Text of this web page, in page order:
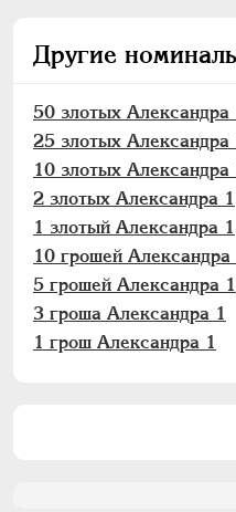
Другие
50 злотых Александра
25 злотых Александра
10 злотых Александра
2 злотых Александра 1
1 злотый Александра 1
10 грошей Александра
5 грошей Александра 1
3 гроша Александра 1
1 грош Александра 1